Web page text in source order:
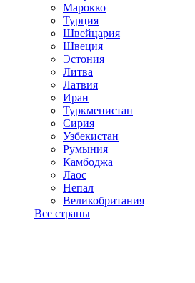
Марокко
Турция
Швейцария
Швеция
Эстония
Литва
Латвия
Иран
Туркменистан
Сирия
Узбекистан
Румыния
Камбоджа
Лаос
Непал
Великобритания
Все страны